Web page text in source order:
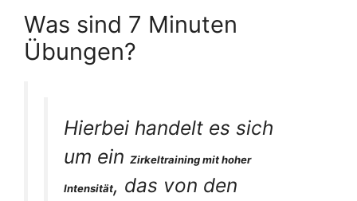
Was sind 7 Minuten
Übungen?
Hierbei handelt es sich
um ein Zirkeltraining mit hoher
Intensität, das von den